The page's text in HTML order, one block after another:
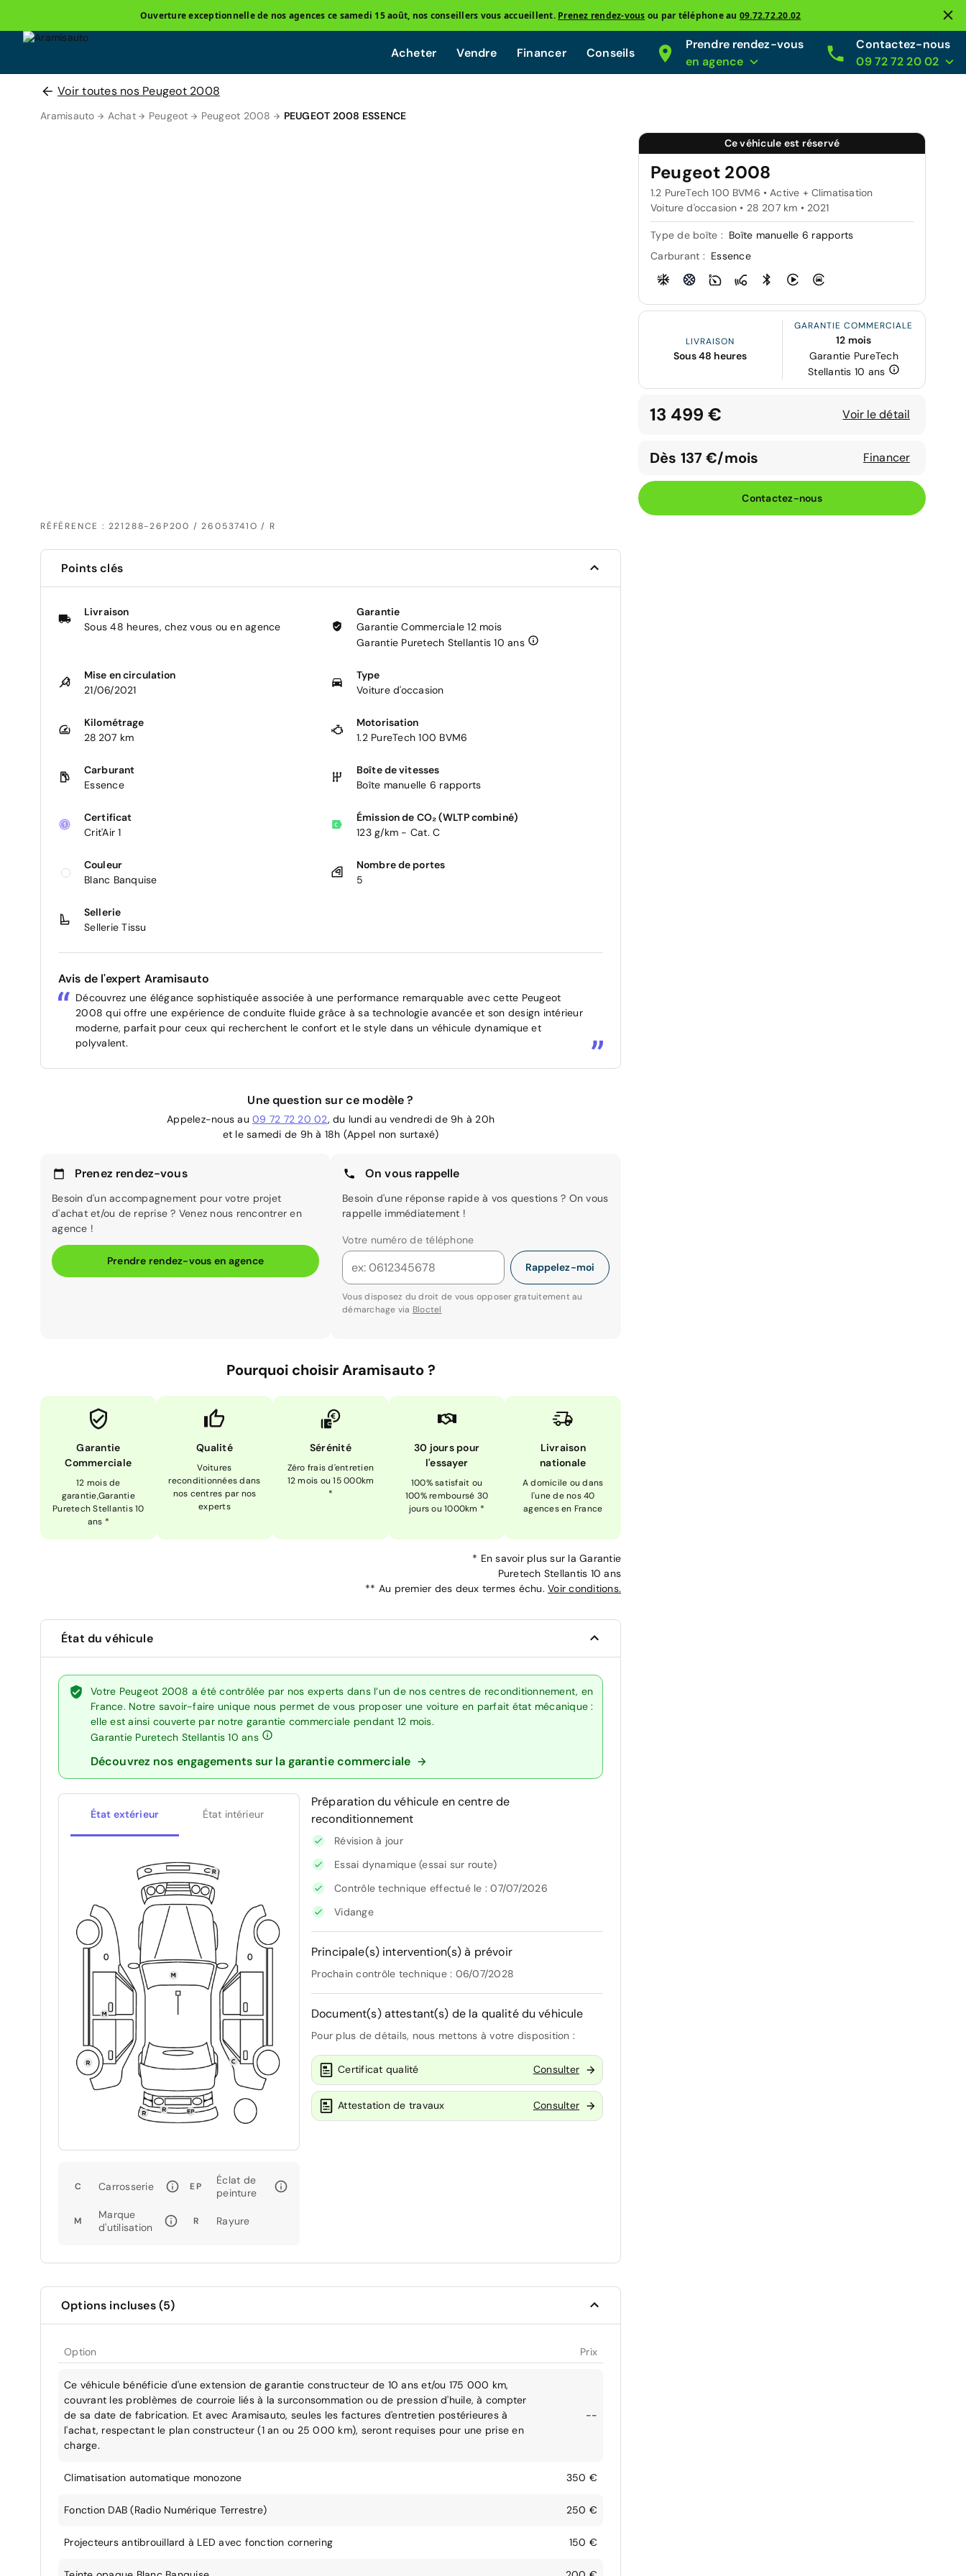
Ouverture exceptionnelle de nos agences ce samedi 15 août, nos conseillers vous accueillent. Prenez rendez-vous ou par téléphone au 09.72.72.20.02
Acheter Vendre Financer Conseils
Prendre rendez-vous
en agence
Contactez-nous
09 72 72 20 02
Voir toutes nos Peugeot 2008
Aramisauto Achat Peugeot Peugeot 2008 PEUGEOT 2008 ESSENCE
RÉFÉRENCE : 221288-26P200 / 26053741O / R
Ce véhicule est réservé
Peugeot 2008
1.2 PureTech 100 BVM6 • Active + Climatisation
Voiture d'occasion • 28 207 km • 2021
Type de boîte : Boîte manuelle 6 rapports
Carburant : Essence
LIVRAISON
Sous 48 heures
GARANTIE COMMERCIALE
12 mois
Garantie PureTech
Stellantis 10 ans
13 499 € Voir le détail
Dès 137 €/mois Financer
Contactez-nous
Points clés
Livraison
Sous 48 heures, chez vous ou en agence
Garantie
Garantie Commerciale 12 mois
Garantie Puretech Stellantis 10 ans
Mise en circulation
21/06/2021
Type
Voiture d'occasion
Kilométrage
28 207 km
Motorisation
1.2 PureTech 100 BVM6
Carburant
Essence
Boîte de vitesses
Boîte manuelle 6 rapports
Certificat
Crit'Air 1
Émission de CO₂ (WLTP combiné)
123 g/km - Cat. C
Couleur
Blanc Banquise
Nombre de portes
5
Sellerie
Sellerie Tissu
Avis de l'expert Aramisauto
Découvrez une élégance sophistiquée associée à une performance remarquable avec cette Peugeot
2008 qui offre une expérience de conduite fluide grâce à sa technologie avancée et son design intérieur
moderne, parfait pour ceux qui recherchent le confort et le style dans un véhicule dynamique et
polyvalent.
Une question sur ce modèle ?
Appelez-nous au 09 72 72 20 02, du lundi au vendredi de 9h à 20h
et le samedi de 9h à 18h (Appel non surtaxé)
Prenez rendez-vous
Besoin d'un accompagnement pour votre projet
d'achat et/ou de reprise ? Venez nous rencontrer en
agence !
Prendre rendez-vous en agence
On vous rappelle
Besoin d'une réponse rapide à vos questions ? On vous
rappelle immédiatement !
Votre numéro de téléphone
Rappelez-moi
Vous disposez du droit de vous opposer gratuitement au
démarchage via Bloctel
Pourquoi choisir Aramisauto ?
Garantie
Commerciale
12 mois de
garantie,Garantie
Puretech Stellantis 10
ans *
Qualité
Voitures
reconditionnées dans
nos centres par nos
experts
Sérénité
Zéro frais d'entretien
12 mois ou 15 000km
*
30 jours pour
l'essayer
100% satisfait ou
100% remboursé 30
jours ou 1000km *
Livraison
nationale
A domicile ou dans
l'une de nos 40
agences en France
* En savoir plus sur la Garantie
Puretech Stellantis 10 ans
** Au premier des deux termes échu. Voir conditions.
État du véhicule
Votre Peugeot 2008 a été contrôlée par nos experts dans l’un de nos centres de reconditionnement, en
France. Notre savoir-faire unique nous permet de vous proposer une voiture en parfait état mécanique :
elle est ainsi couverte par notre garantie commerciale pendant 12 mois.
Garantie Puretech Stellantis 10 ans
Découvrez nos engagements sur la garantie commerciale
État extérieur État intérieur
C Carrosserie EP
Éclat de
peinture
M
Marque
d'utilisation
R Rayure
Préparation du véhicule en centre de
reconditionnement
Révision à jour
Essai dynamique (essai sur route)
Contrôle technique effectué le : 07/07/2026
Vidange
Principale(s) intervention(s) à prévoir
Prochain contrôle technique : 06/07/2028
Document(s) attestant(s) de la qualité du véhicule
Pour plus de détails, nous mettons à votre disposition :
Certificat qualité Consulter
Attestation de travaux Consulter
Options incluses (5)
Option Prix
Ce véhicule bénéficie d'une extension de garantie constructeur de 10 ans et/ou 175 000 km,
couvrant les problèmes de courroie liés à la surconsommation ou de pression d'huile, à compter
de sa date de fabrication. Et avec Aramisauto, seules les factures d'entretien postérieures à
l'achat, respectant le plan constructeur (1 an ou 25 000 km), seront requises pour une prise en
charge.
--
Climatisation automatique monozone 350 €
Fonction DAB (Radio Numérique Terrestre) 250 €
Projecteurs antibrouillard à LED avec fonction cornering 150 €